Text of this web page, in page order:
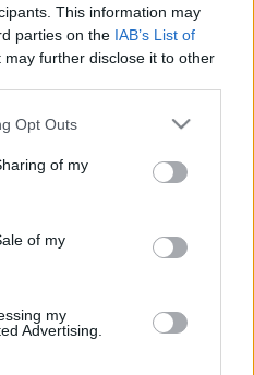
This information may
parties on the IAB’s List of
may further disclose it to other
uses one or more Google
behaviour. You may click to
and its third-party tags to
purposes in below Google
Opt Outs
of my
of my
my
Advertising.